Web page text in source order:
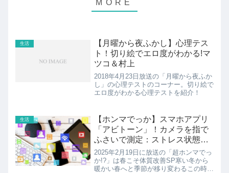
生活
【月曜から夜ふかし】心理テス
ト！切り絵でエロ度がわかる!マ
ツコ＆村上
2018年4月23日放送の「月曜から夜ふか
し」の心理テストのコーナー。切り絵で
エロ度がわかる心理テストを紹介！
生活
【ホンマでっか】スマホアプリ
「アビトーン」！カメラを指で
ふさいで測定：ストレス状態が
わかる
2025年2月19日に放送の「超ホンマでっ
か!?」は春こそ体質改善SP寒い冬から
暖かい春へと季節が移り変わるこの時期